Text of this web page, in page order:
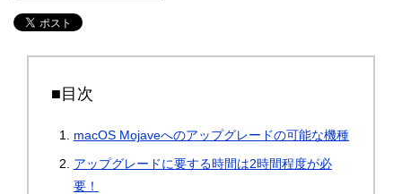
■目次
macOS Mojaveへのアップグレードの可能な機種
アップグレードに要する時間は2時間程度が必
要！